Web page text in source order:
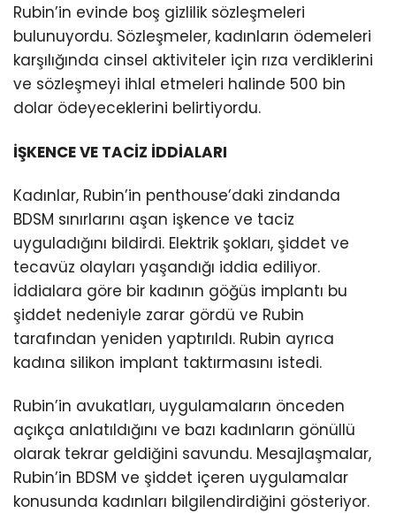
Rubin’in evinde boş gizlilik sözleşmeleri
bulunuyordu. Sözleşmeler, kadınların ödemeleri
karşılığında cinsel aktiviteler için rıza verdiklerini
ve sözleşmeyi ihlal etmeleri halinde 500 bin
dolar ödeyeceklerini belirtiyordu.
İŞKENCE VE TACİZ İDDİALARI
Kadınlar, Rubin’in penthouse’daki zindanda
BDSM sınırlarını aşan işkence ve taciz
uyguladığını bildirdi. Elektrik şokları, şiddet ve
tecavüz olayları yaşandığı iddia ediliyor.
İddialara göre bir kadının göğüs implantı bu
şiddet nedeniyle zarar gördü ve Rubin
tarafından yeniden yaptırıldı. Rubin ayrıca
kadına silikon implant taktırmasını istedi.
Rubin’in avukatları, uygulamaların önceden
açıkça anlatıldığını ve bazı kadınların gönüllü
olarak tekrar geldiğini savundu. Mesajlaşmalar,
Rubin’in BDSM ve şiddet içeren uygulamalar
konusunda kadınları bilgilendirdiğini gösteriyor.